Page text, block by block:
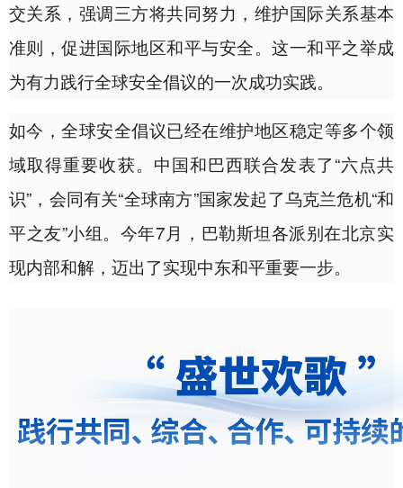
交关系，强调三方将共同努力，维护国际关系基本
准则，促进国际地区和平与安全。这一和平之举成
为有力践行全球安全倡议的一次成功实践。
如今，全球安全倡议已经在维护地区稳定等多个领
域取得重要收获。中国和巴西联合发表了“六点共
识”，会同有关“全球南方”国家发起了乌克兰危机“和
平之友”小组。今年7月，巴勒斯坦各派别在北京实
现内部和解，迈出了实现中东和平重要一步。